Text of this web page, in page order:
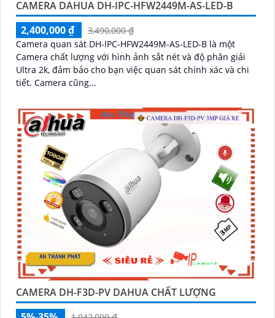
CAMERA DAHUA DH-IPC-HFW2449M-AS-LED-B
2,400,000 ₫
3,490,000 ₫
Camera quan sát DH-IPC-HFW2449M-AS-LED-B là một
Camera chất lượng với hình ảnh sắt nét và độ phân giải
Ultra 2k, đảm bảo cho bạn việc quan sát chính xác và chi
tiết. Camera cũng...
CAMERA DH-F3D-PV DAHUA CHẤT LƯỢNG